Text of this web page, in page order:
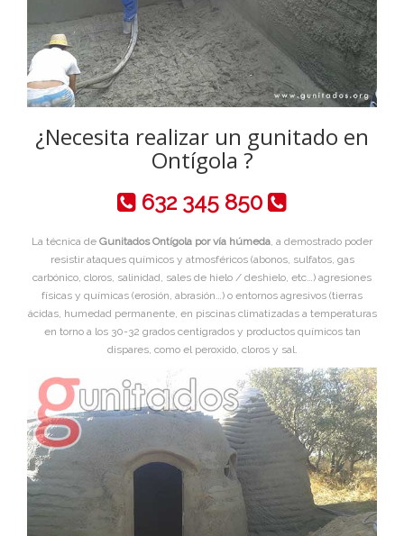
¿Necesita realizar un gunitado en
Ontígola ?
632 345 850
La técnica de Gunitados Ontígola por vía húmeda, a demostrado poder
resistir ataques químicos y atmosféricos (abonos, sulfatos, gas
carbónico, cloros, salinidad, sales de hielo / deshielo, etc…) agresiones
físicas y químicas (erosión, abrasión…) o entornos agresivos (tierras
ácidas, humedad permanente, en piscinas climatizadas a temperaturas
en torno a los 30-32 grados centigrados y productos químicos tan
dispares, como el peroxido, cloros y sal.